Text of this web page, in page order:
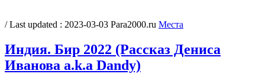
/ Last updated : 2023-03-03 Para2000.ru Места
Индия. Бир 2022 (Рассказ Дениса
Иванова a.k.a Dandy)